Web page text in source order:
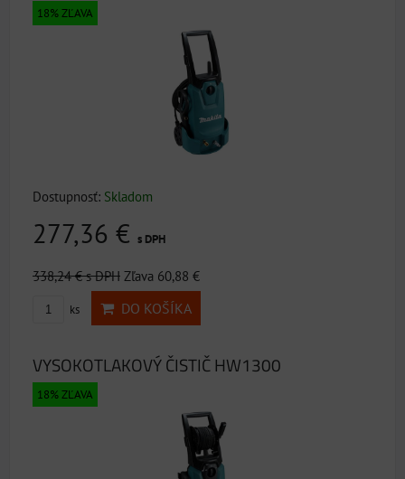
18% ZĽAVA
Dostupnosť: Skladom
277,36 € s DPH
338,24 €s DPH Zľava 60,88 €
ks DO KOŠÍKA
VYSOKOTLAKOVÝ ČISTIČ HW1300
18% ZĽAVA